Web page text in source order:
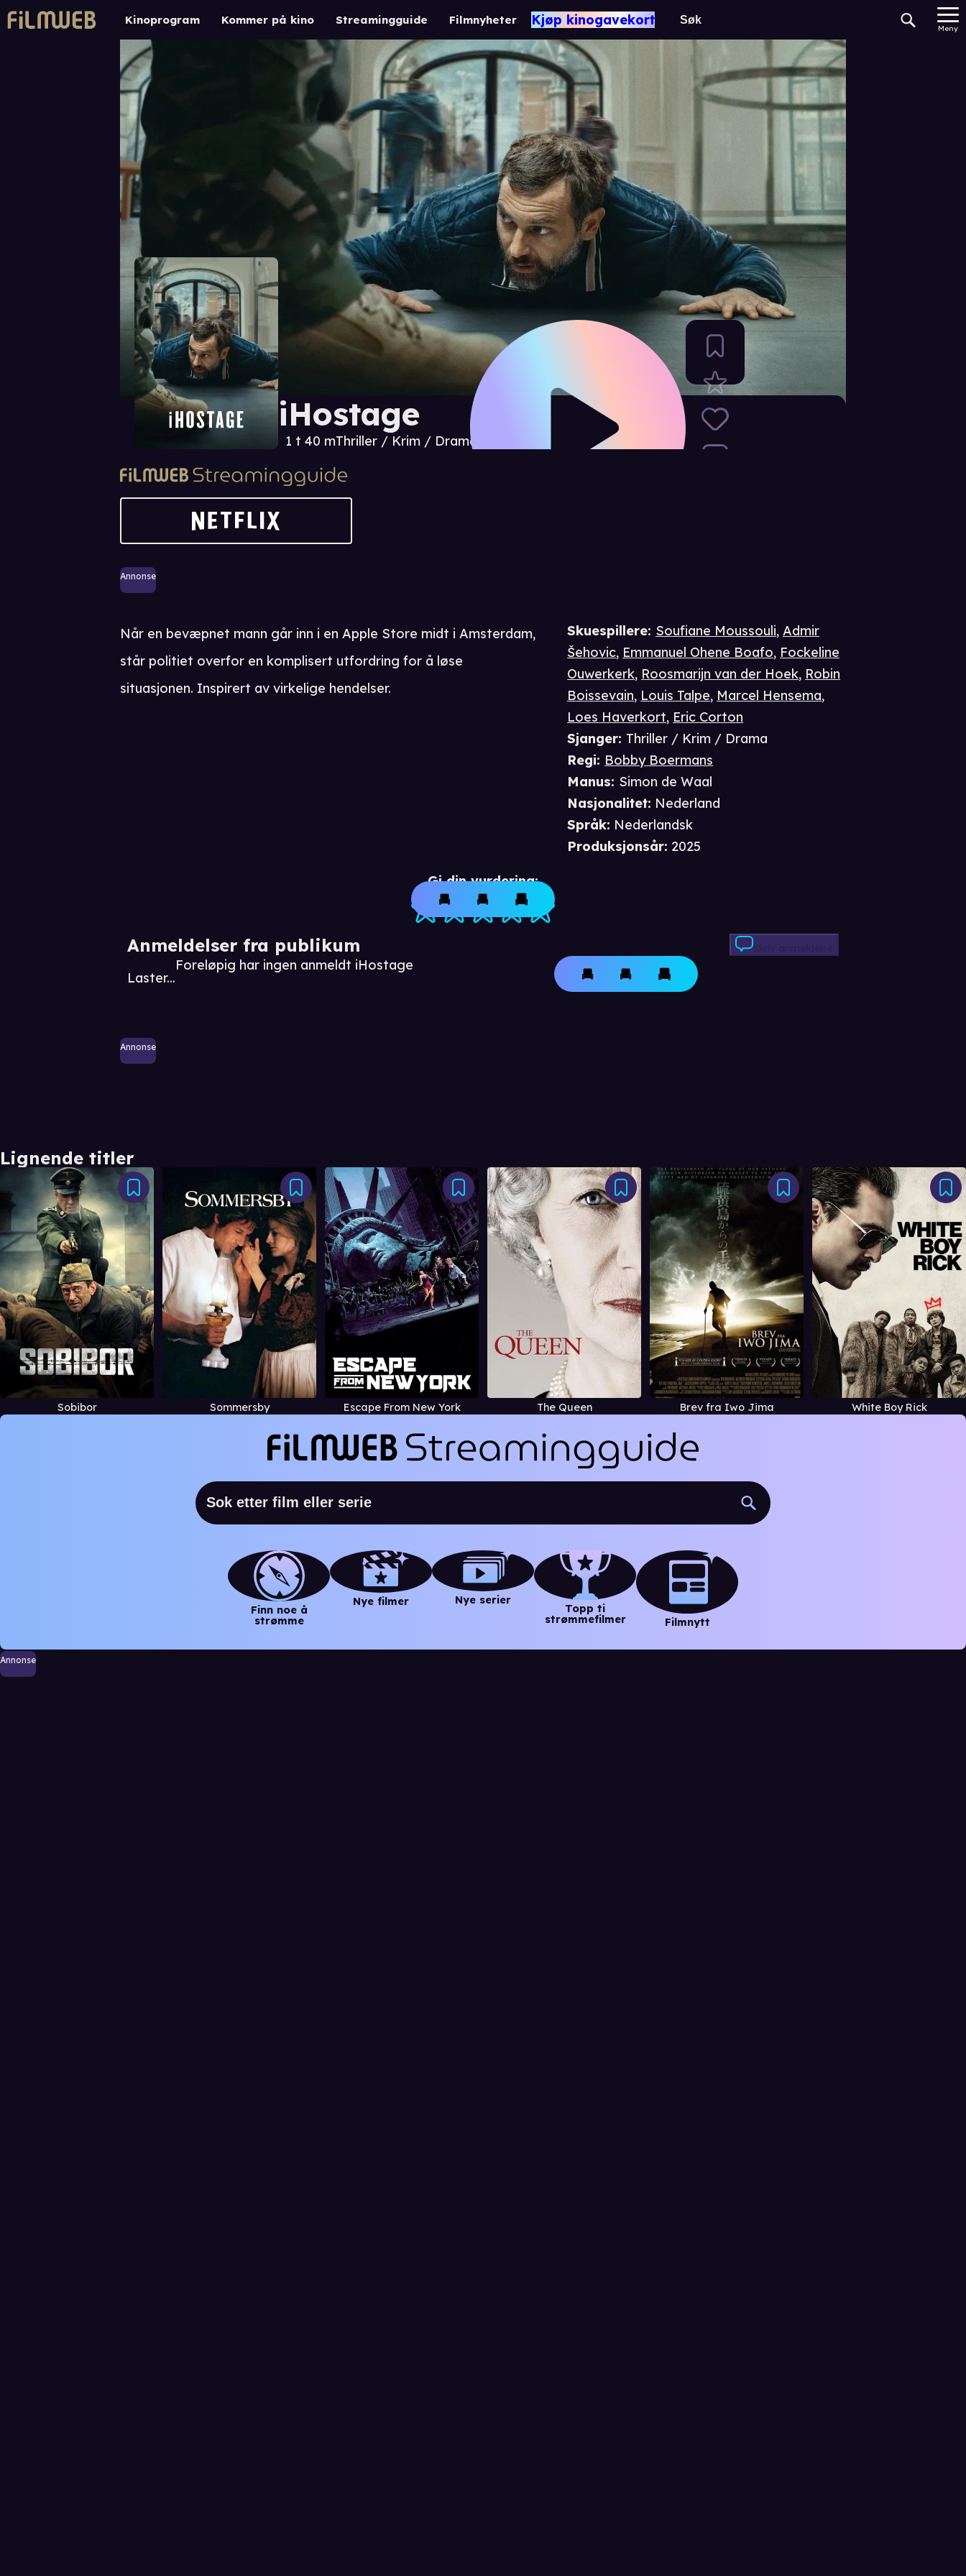
Kinoprogram Kommer på kino Streamingguide Filmnyheter Kjøp kinogavekort
Meny
iHostage
1 t 40 mThriller / Krim / Drama
Annonse
Gi din vurdering:
Anmeldelser fra publikum
Laster...
Foreløpig har ingen anmeldt iHostage
Skriv anmeldelse
Annonse
Skuespillere: Soufiane Moussouli,Admir
Šehovic, Emmanuel Ohene Boafo, Fockeline
Ouwerkerk, Roosmarijn van der Hoek, Robin
Boissevain, Louis Talpe, Marcel Hensema,
Loes Haverkort, Eric Corton
Sjanger: Thriller / Krim / Drama
Regi: Bobby Boermans
Manus: Simon de Waal
Nasjonalitet: Nederland
Språk: Nederlandsk
Produksjonsår: 2025
Når en bevæpnet mann går inn i en Apple Store midt i Amsterdam,
står politiet overfor en komplisert utfordring for å løse
situasjonen. Inspirert av virkelige hendelser.
Lignende titler
Sobibor Sommersby Escape From New York The Queen Brev fra Iwo Jima White Boy Rick
Finn noe å
strømme
Nye filmer Nye serier
Topp ti
strømmefilmer
Filmnytt
Annonse